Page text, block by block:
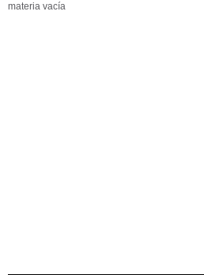
materia vacía